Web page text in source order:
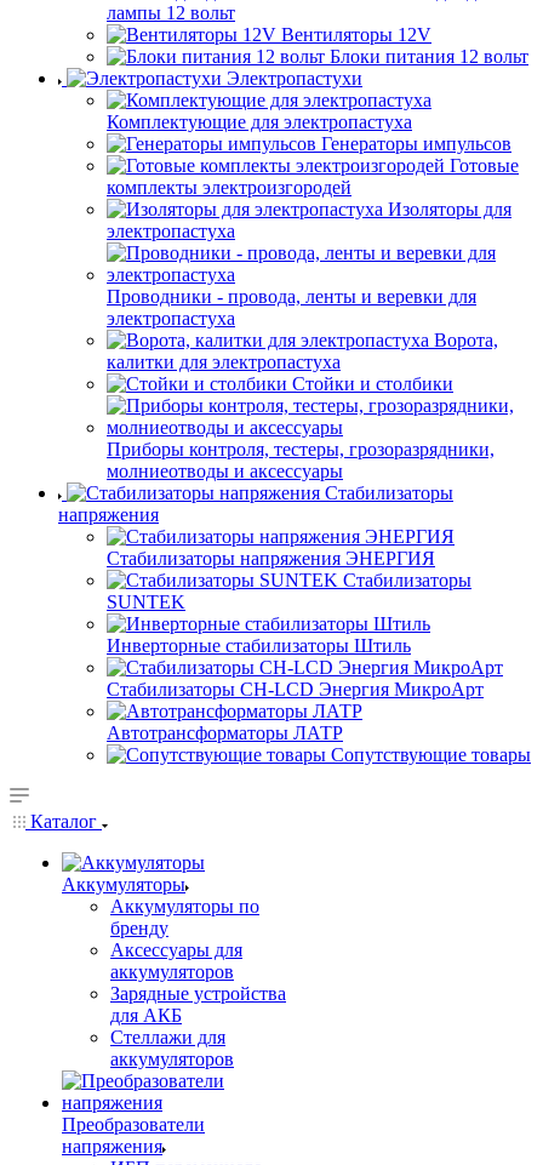
лампы 12 вольт
Вентиляторы 12V
Блоки питания 12 вольт
Электропастухи
Комплектующие для электропастуха
Генераторы импульсов
Готовые
комплекты электроизгородей
Изоляторы для
электропастуха
Проводники - провода, ленты и веревки для
электропастуха
Ворота,
калитки для электропастуха
Стойки и столбики
Приборы контроля, тестеры, грозоразрядники,
молниеотводы и аксессуары
Стабилизаторы
напряжения
Стабилизаторы напряжения ЭНЕРГИЯ
Стабилизаторы
SUNTEK
Инверторные стабилизаторы Штиль
Стабилизаторы СН-LCD Энepгия МикроАрт
Автотрансформаторы ЛАТР
Сопутствующие товары
Каталог
Аккумуляторы
Аккумуляторы по
бренду
Аксессуары для
аккумуляторов
Зарядные устройства
для АКБ
Стеллажи для
аккумуляторов
Преобразователи
напряжения